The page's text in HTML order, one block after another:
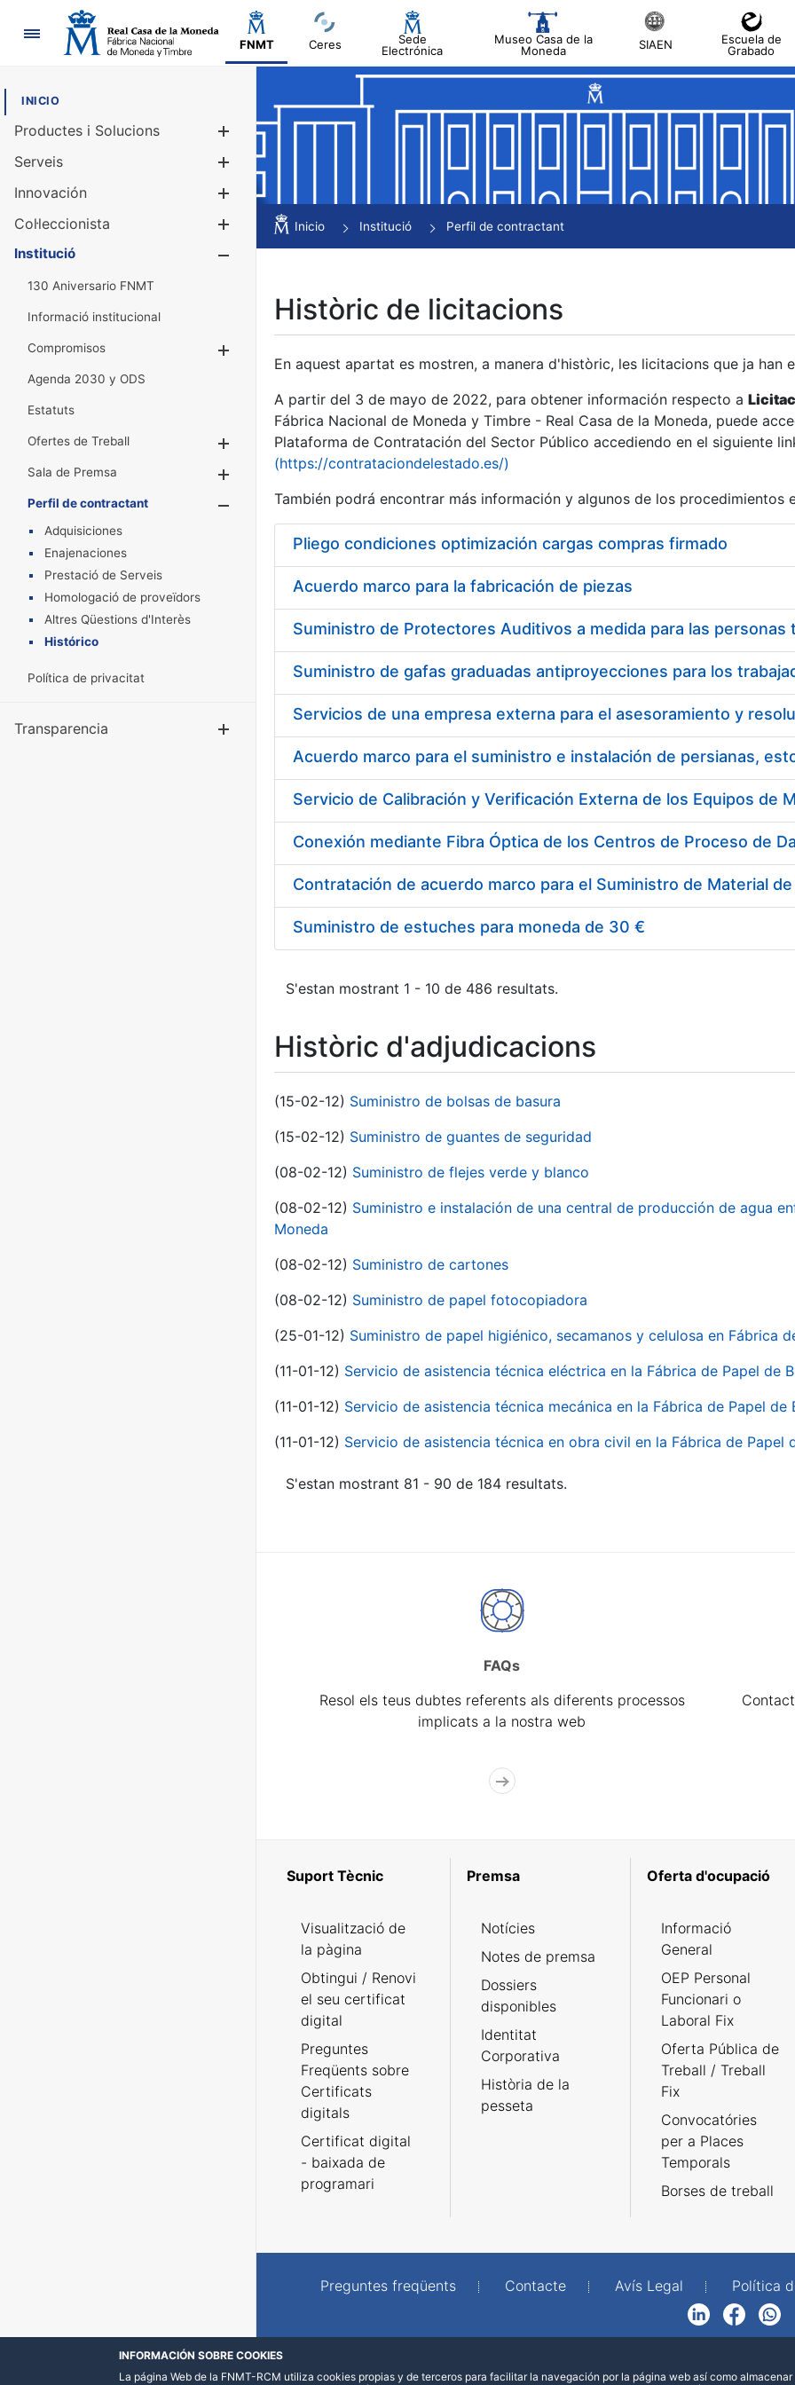
Navegació
FNMT Ceres
Sede
Electrónica
Museo Casa de la
Moneda
SIAEN
Escuela de
Grabado
INICIO
Productes i Solucions
Mostra/Amaga
Serveis
Innovación
Col·leccionista
Mostra/Amaga
Institució
130 Aniversario FNMT
Informació institucional
Compromisos
Agenda 2030 y ODS
Estatuts
Ofertes de Treball
Mostra/Amaga
Sala de Premsa
Mostra/Amaga
Perfil de contractant
Mostra/Amaga
Adquisiciones
Enajenaciones
Prestació de Serveis
Homologació de proveïdors
Altres Qüestions d'Interès
Histórico
Política de privacitat
Transparencia
Inicio Institució Perfil de contractant
Històric de licitacions
En aquest apartat es mostren, a manera d'històric, les licitacions que ja
A partir del 3 de mayo de 2022, para obtener información respecto a
Fábrica Nacional de Moneda y Timbre - Real Casa de la Moneda, puede
Plataforma de Contratación del Sector Público accediendo en el siguiente
(https://contrataciondelestado.es/)
También podrá encontrar más información y algunos de los procedimientos
Pliego condiciones optimización cargas compras firmado
Acuerdo marco para la fabricación de piezas
Acuerdo marco para el suministro e instalación de persianas,
Suministro de estuches para moneda de 30 €
S'estan mostrant 1 - 10 de 486 resultats.
Històric d'adjudicacions
(15-02-12) Suministro de bolsas de basura
(15-02-12) Suministro de guantes de seguridad
(08-02-12) Suministro de flejes verde y blanco
(08-02-12) Suministro e instalación de una central de producción de agua
Moneda
(08-02-12) Suministro de cartones
(08-02-12) Suministro de papel fotocopiadora
(25-01-12) Suministro de papel higiénico, secamanos y celulosa en Fábrica
(11-01-12) Servicio de asistencia técnica eléctrica en la Fábrica de Papel de
(11-01-12) Servicio de asistencia técnica mecánica en la Fábrica de Papel de
(11-01-12) Servicio de asistencia técnica en obra civil en la Fábrica de Papel
S'estan mostrant 81 - 90 de 184 resultats.
FAQs
Resol els teus dubtes referents als diferents processos
implicats a la nostra web
Suport Tècnic
Visualització de
la pàgina
Obtingui / Renovi
el seu certificat
digital
Preguntes
Freqüents sobre
Certificats
digitals
Certificat digital
- baixada de
programari
Premsa
Notícies
Notes de premsa
Dossiers
disponibles
Identitat
Corporativa
Història de la
pesseta
Oferta d'ocupació
Informació
General
OEP Personal
Funcionari o
Laboral Fix
Oferta Pública de
Treball / Treball
Fix
Convocatóries
per a Places
Temporals
Borses de treball
Preguntes freqüents Contacte Avís Legal Política
FacebookWhatsApp
INFORMACIÓN SOBRE COOKIES
La página Web de la FNMT-RCM utiliza cookies propias y de terceros para facilitar la navegación por la página web así como